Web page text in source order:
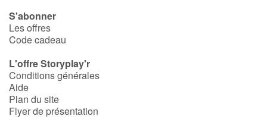
S'abonner
Les offres
Code cadeau
L'offre Storyplay'r
Conditions générales
Aide
Plan du site
Flyer de présentation